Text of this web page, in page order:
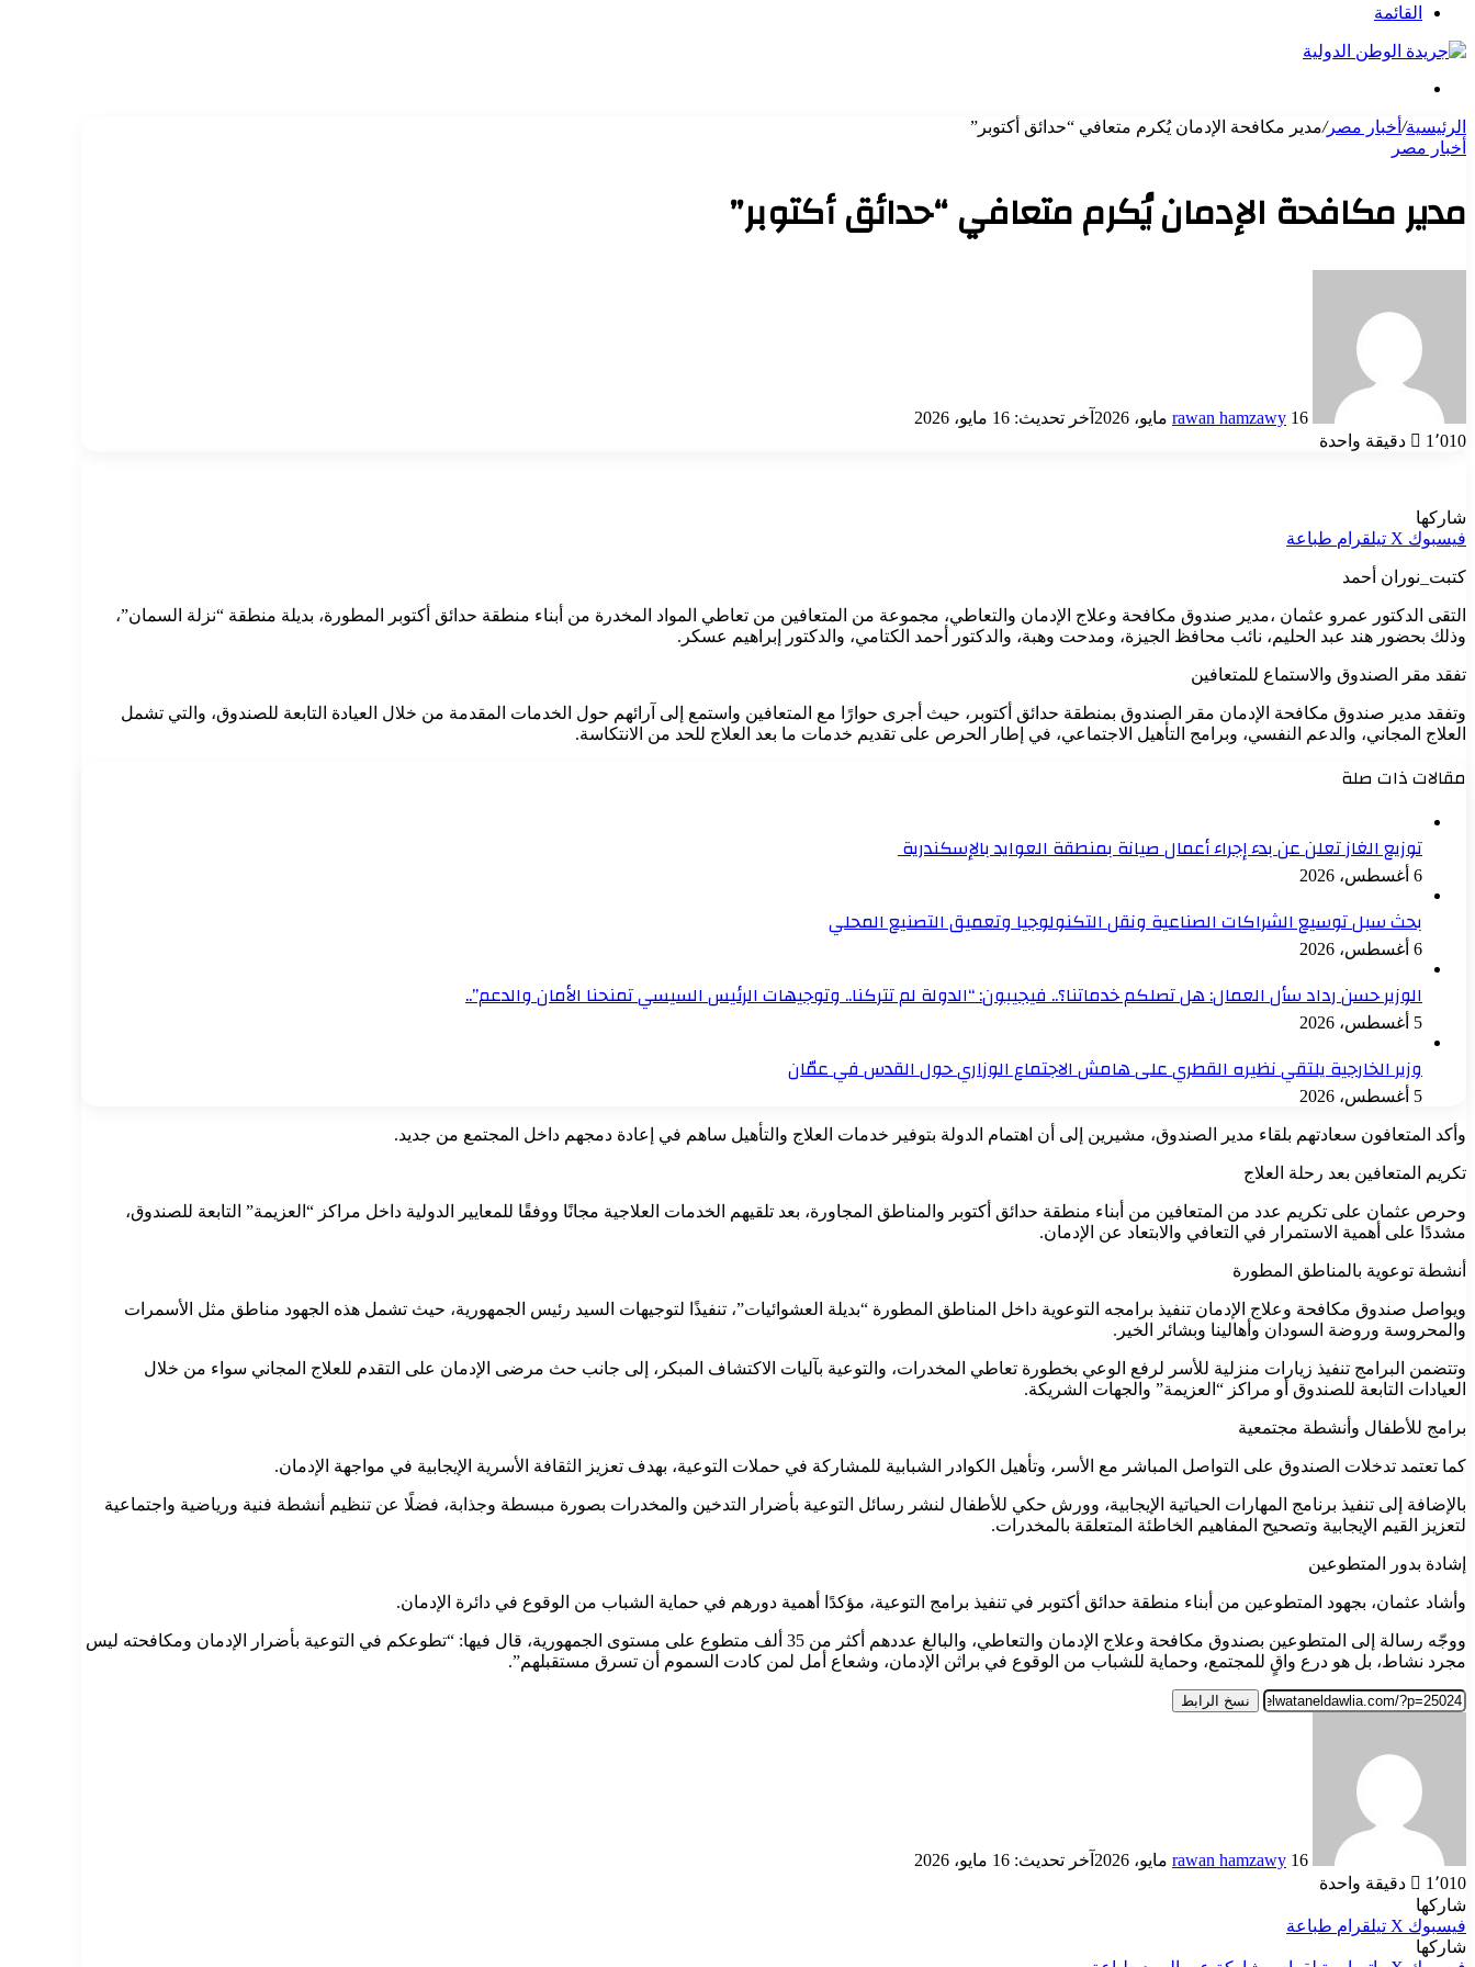
القائمة
الرئيسية/ أخبار مصر/مدير مكافحة الإدمان يُكرم متعافي “حدائق أكتوبر”
أخبار مصر
مدير مكافحة الإدمان يُكرم متعافي “حدائق أكتوبر”
rawan hamzawy 16 مايو، 2026
آخر تحديث: 16 مايو، 2026
1٬010
دقيقة واحدة
شاركها
فيسبوك ‫X تيلقرام طباعة
كتبت_نوران أحمد
التقى الدكتور عمرو عثمان ،مدير صندوق مكافحة وعلاج الإدمان والتعاطي، مجموعة من المتعافين من تعاطي المواد المخدرة من أبناء منطقة حدائق أكتوبر المطورة، بديلة منطقة “نزلة السمان”،
وذلك بحضور هند عبد الحليم، نائب محافظ الجيزة، ومدحت وهبة، والدكتور أحمد الكتامي، والدكتور إبراهيم عسكر.
تفقد مقر الصندوق والاستماع للمتعافين
وتفقد مدير صندوق مكافحة الإدمان مقر الصندوق بمنطقة حدائق أكتوبر، حيث أجرى حوارًا مع المتعافين واستمع إلى آرائهم حول الخدمات المقدمة من خلال العيادة التابعة للصندوق، والتي تشمل
العلاج المجاني، والدعم النفسي، وبرامج التأهيل الاجتماعي، في إطار الحرص على تقديم خدمات ما بعد العلاج للحد من الانتكاسة.
مقالات ذات صلة
توزيع الغاز تعلن عن بدء إجراء أعمال صيانة بمنطقة العوايد بالإسكندرية
6 أغسطس، 2026
بحث سبل توسيع الشراكات الصناعية ونقل التكنولوجيا وتعميق التصنيع المحلي
6 أغسطس، 2026
الوزير حسن رداد سأل العمال: هل تصلكم خدماتنا؟.. فيجيبون: “الدولة لم تتركنا.. وتوجيهات الرئيس السيسي تمنحنا الأمان والدعم”..
5 أغسطس، 2026
وزير الخارجية يلتقي نظيره القطري على هامش الاجتماع الوزاري حول القدس في عمّان
5 أغسطس، 2026
وأكد المتعافون سعادتهم بلقاء مدير الصندوق، مشيرين إلى أن اهتمام الدولة بتوفير خدمات العلاج والتأهيل ساهم في إعادة دمجهم داخل المجتمع من جديد.
تكريم المتعافين بعد رحلة العلاج
وحرص عثمان على تكريم عدد من المتعافين من أبناء منطقة حدائق أكتوبر والمناطق المجاورة، بعد تلقيهم الخدمات العلاجية مجانًا ووفقًا للمعايير الدولية داخل مراكز “العزيمة” التابعة للصندوق،
مشددًا على أهمية الاستمرار في التعافي والابتعاد عن الإدمان.
أنشطة توعوية بالمناطق المطورة
ويواصل صندوق مكافحة وعلاج الإدمان تنفيذ برامجه التوعوية داخل المناطق المطورة “بديلة العشوائيات”، تنفيذًا لتوجيهات السيد رئيس الجمهورية، حيث تشمل هذه الجهود مناطق مثل الأسمرات
والمحروسة وروضة السودان وأهالينا وبشائر الخير.
وتتضمن البرامج تنفيذ زيارات منزلية للأسر لرفع الوعي بخطورة تعاطي المخدرات، والتوعية بآليات الاكتشاف المبكر، إلى جانب حث مرضى الإدمان على التقدم للعلاج المجاني سواء من خلال
العيادات التابعة للصندوق أو مراكز “العزيمة” والجهات الشريكة.
برامج للأطفال وأنشطة مجتمعية
كما تعتمد تدخلات الصندوق على التواصل المباشر مع الأسر، وتأهيل الكوادر الشبابية للمشاركة في حملات التوعية، بهدف تعزيز الثقافة الأسرية الإيجابية في مواجهة الإدمان.
بالإضافة إلى تنفيذ برنامج المهارات الحياتية الإيجابية، وورش حكي للأطفال لنشر رسائل التوعية بأضرار التدخين والمخدرات بصورة مبسطة وجذابة، فضلًا عن تنظيم أنشطة فنية ورياضية واجتماعية
لتعزيز القيم الإيجابية وتصحيح المفاهيم الخاطئة المتعلقة بالمخدرات.
إشادة بدور المتطوعين
وأشاد عثمان، بجهود المتطوعين من أبناء منطقة حدائق أكتوبر في تنفيذ برامج التوعية، مؤكدًا أهمية دورهم في حماية الشباب من الوقوع في دائرة الإدمان.
ووجّه رسالة إلى المتطوعين بصندوق مكافحة وعلاج الإدمان والتعاطي، والبالغ عددهم أكثر من 35 ألف متطوع على مستوى الجمهورية، قال فيها: “تطوعكم في التوعية بأضرار الإدمان ومكافحته ليس
مجرد نشاط، بل هو درع واقٍ للمجتمع، وحماية للشباب من الوقوع في براثن الإدمان، وشعاع أمل لمن كادت السموم أن تسرق مستقبلهم”.
نسخ الرابط
rawan hamzawy 16 مايو، 2026
آخر تحديث: 16 مايو، 2026
1٬010
دقيقة واحدة
شاركها
فيسبوك ‫X تيلقرام طباعة
شاركها